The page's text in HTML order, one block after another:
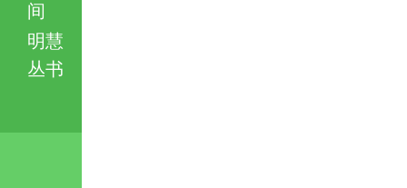
间
明慧
丛书